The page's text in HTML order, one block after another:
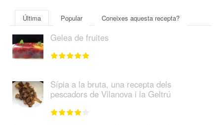
Última Popular Coneixes aquesta recepta?
Gelea de fruites
Sípia a la bruta, una recepta dels
pescadors de Vilanova i la Geltrú